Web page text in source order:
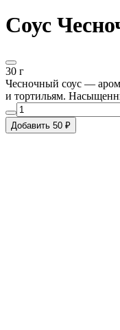
Соус
30 г
Чесночный соус —
и тортильям.
Добавить 50 ₽